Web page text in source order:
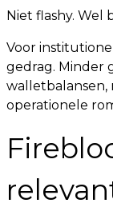
Niet flashy. Wel
Voor
gedrag. Minder
operationele